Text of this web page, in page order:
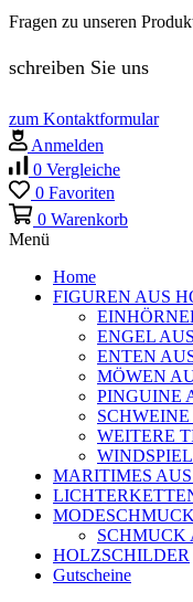
Fragen zu unseren
schreiben Sie uns
zum Kontaktformular
Anmelden
0 Vergleiche
0 Favoriten
0 Warenkorb
Menü
Home
FIGUREN AUS
ENGEL
ENTEN
MÖWEN
PINGUINE
WEITERE
MARITIMES
MODESCHMUCK
SCHMUCK
HOLZSCHILDER
Gutscheine